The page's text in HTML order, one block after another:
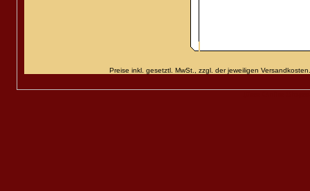
Preise inkl. gesetztl. MwSt., zzgl. der jeweiligen